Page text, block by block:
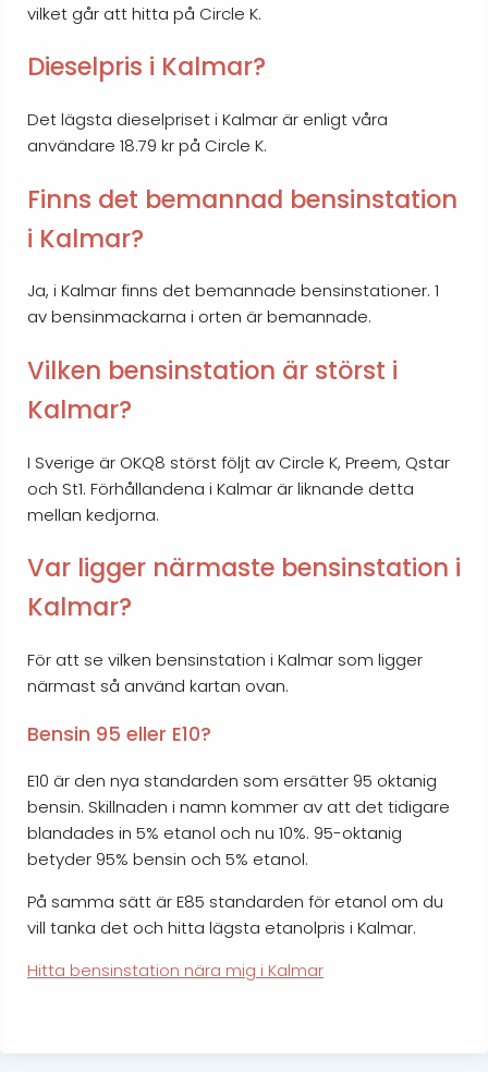
vilket går att hitta på Circle K.
Dieselpris i Kalmar?
Det lägsta dieselpriset i Kalmar är enligt våra
användare 18.79 kr på Circle K.
Finns det bemannad bensinstation
i Kalmar?
Ja, i Kalmar finns det bemannade bensinstationer. 1
av bensinmackarna i orten är bemannade.
Vilken bensinstation är störst i
Kalmar?
I Sverige är OKQ8 störst följt av Circle K, Preem, Qstar
och St1. Förhållandena i Kalmar är liknande detta
mellan kedjorna.
Var ligger närmaste bensinstation i
Kalmar?
För att se vilken bensinstation i Kalmar som ligger
närmast så använd kartan ovan.
Bensin 95 eller E10?
E10 är den nya standarden som ersätter 95 oktanig
bensin. Skillnaden i namn kommer av att det tidigare
blandades in 5% etanol och nu 10%. 95-oktanig
betyder 95% bensin och 5% etanol.
På samma sätt är E85 standarden för etanol om du
vill tanka det och hitta lägsta etanolpris i Kalmar.
Hitta bensinstation nära mig i Kalmar